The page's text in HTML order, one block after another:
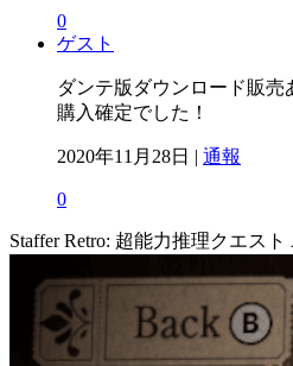
0
ゲスト
ダンテ版ダウンロード販売
購入確定でした！
2020年11月28日 | 通報
0
Staffer Retro: 超能力推理クエスト